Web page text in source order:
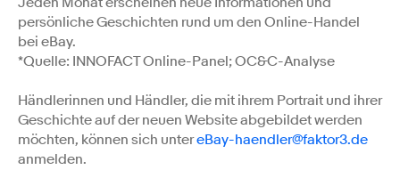
persönliche Geschichten rund um den Online-Handel
bei eBay.
*Quelle: INNOFACT Online-Panel; OC&C-Analyse
Händlerinnen und Händler, die mit ihrem Portrait und ihrer
Geschichte auf der neuen Website abgebildet werden
möchten, können sich untereBay-haendler@faktor3.de
anmelden.